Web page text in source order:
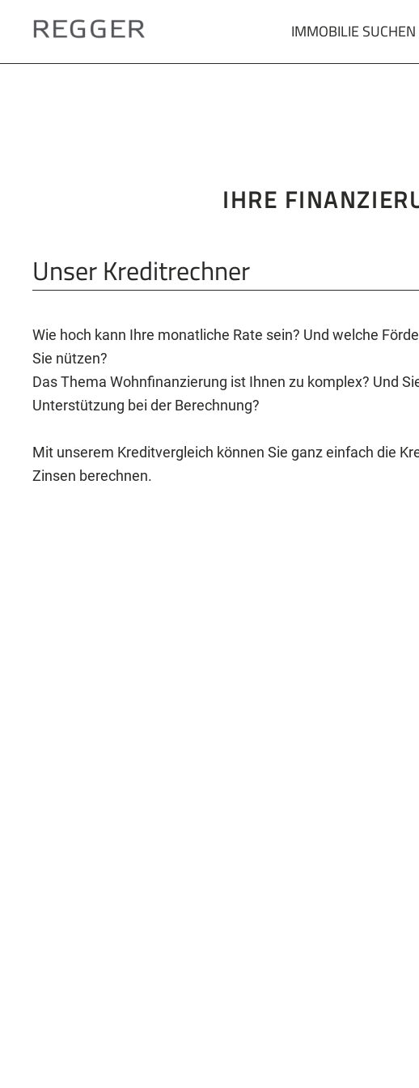
Zum
Hauptinhalt
IMMOBILIE SUCHEN
IHRE
Unser Kreditrechner
Wie hoch kann Ihre monatliche Rate sein? Und welche
Sie nützen?
Das Thema Wohnfinanzierung ist Ihnen zu komplex? Und
Unterstützung bei der Berechnung?
Mit unserem Kreditvergleich können Sie ganz einfach die
Zinsen berechnen.